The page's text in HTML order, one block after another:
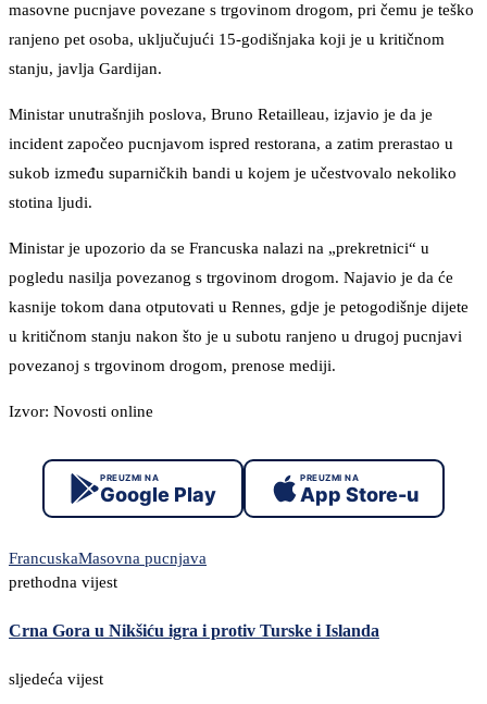
masovne pucnjave povezane s trgovinom drogom, pri čemu je teško
ranjeno pet osoba, uključujući 15-godišnjaka koji je u kritičnom
stanju, javlja Gardijan.
Ministar unutrašnjih poslova, Bruno Retailleau, izjavio je da je
incident započeo pucnjavom ispred restorana, a zatim prerastao u
sukob između suparničkih bandi u kojem je učestvovalo nekoliko
stotina ljudi.
Ministar je upozorio da se Francuska nalazi na „prekretnici“ u
pogledu nasilja povezanog s trgovinom drogom. Najavio je da će
kasnije tokom dana otputovati u Rennes, gdje je petogodišnje dijete
u kritičnom stanju nakon što je u subotu ranjeno u drugoj pucnjavi
povezanoj s trgovinom drogom, prenose mediji.
Izvor: Novosti online
PREUZMI NA
Google Play
PREUZMI NA
App Store-u
FrancuskaMasovna pucnjava
prethodna vijest
Crna Gora u Nikšiću igra i protiv Turske i Islanda
sljedeća vijest